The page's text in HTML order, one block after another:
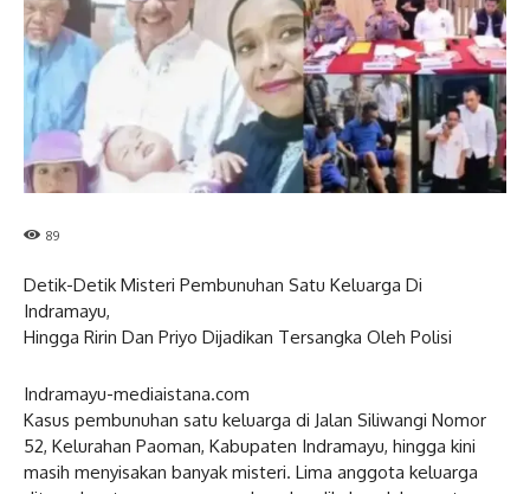
89
Detik-Detik Misteri Pembunuhan Satu Keluarga Di
Indramayu,
Hingga Ririn Dan Priyo Dijadikan Tersangka Oleh Polisi
Indramayu-mediaistana.com
Kasus pembunuhan satu keluarga di Jalan Siliwangi Nomor
52, Kelurahan Paoman, Kabupaten Indramayu, hingga kini
masih menyisakan banyak misteri. Lima anggota keluarga